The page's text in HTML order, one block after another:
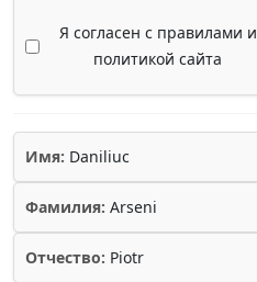
Я согласен с правилами и
политикой сайта
Имя: Daniliuc
Фамилия: Arseni
Отчество: Piotr